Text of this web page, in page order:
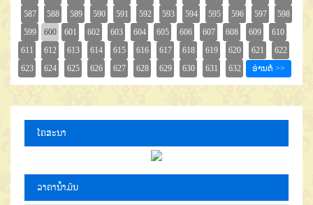
ໂຄສະນາ
ລາຄານໍ້າມັນ